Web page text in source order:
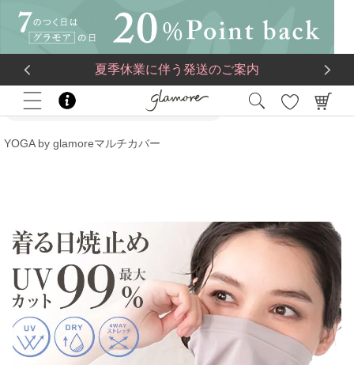
夏季休業に伴う発送のご案内
HOME ブランド
YOGA by glamore (ヨガ バイ グラモア)
YOGA by glamoreマルチカバー